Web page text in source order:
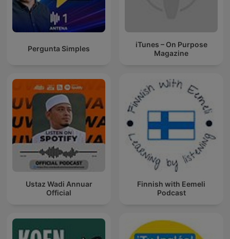
Pergunta Simples
iTunes – On Purpose
Magazine
Ustaz Wadi Annuar
Official
Finnish with Eemeli
Podcast